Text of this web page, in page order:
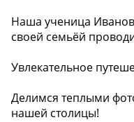
Наша ученица
своей семьёй
Увлекательное
Делимся теплыми
нашей столицы!